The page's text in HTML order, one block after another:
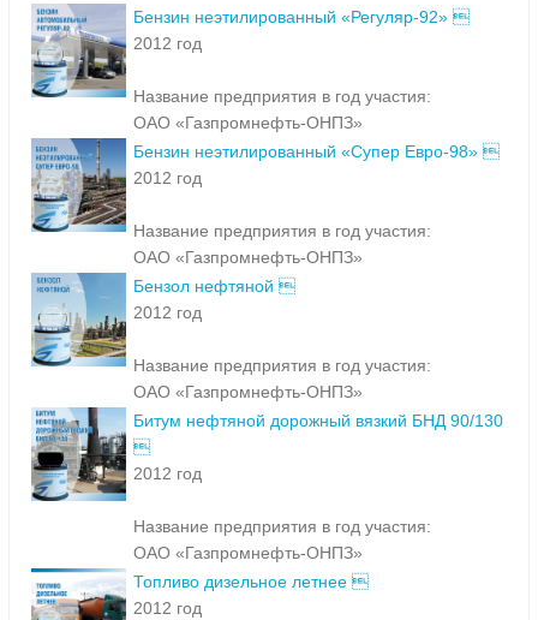
Бензин неэтилированный «Регуляр-92» 
2012 год
Название предприятия в год участия:
ОАО «Газпромнефть-ОНПЗ»
Бензин неэтилированный «Супер Евро-98» 
2012 год
Название предприятия в год участия:
ОАО «Газпромнефть-ОНПЗ»
Бензол нефтяной 
2012 год
Название предприятия в год участия:
ОАО «Газпромнефть-ОНПЗ»
Битум нефтяной дорожный вязкий БНД 90/130

2012 год
Название предприятия в год участия:
ОАО «Газпромнефть-ОНПЗ»
Топливо дизельное летнее 
2012 год